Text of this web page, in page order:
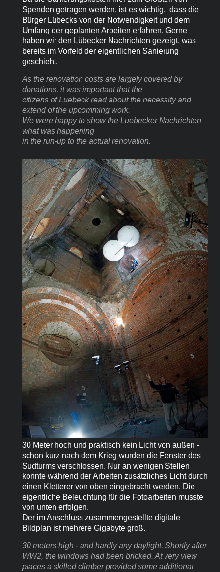
Spenden getragen werden, ist es wichtig, dass die
Bürger Lübecks von der Notwendigkeit und dem
Umfang der geplanten Arbeiten erfahren. Gerne
haben wir den Lübecker Nachrichten gezeigt, was
bereits im Vorfeld der eigentlichen Sanierung
geschieht.
As the renovation costs are largely covered by
donations, it was important that the
citizens of Luebeck read about the necessity and
extend of the upcomming work.
We were happy to show the Luebecker Nachrichten
what was happening
in the run-up to the actual renovation.
30 Meter hoch und praktisch kein Licht von außen -
schon kurz nach dem Krieg wurden die Fenster des
Sudturms verschlossen. Nur an wenigen Stellen
konnte während der Arbeiten zusätzliches Licht durch
einen Kletterer von oben eingebracht werden. Die
eigentliche Beleuchtung für die Fotoarbeiten musste
von unten erfolgen.
Der im Anschluss zusammengestellte digitale
Bildplan ist mehrere Gigabyte groß.
30 meters high - and hardly any daylight. Shortly after
WW2, the windows had been bricked. At very view
places a skilled climber provided some additional